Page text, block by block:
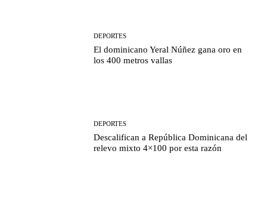
DEPORTES
El dominicano Yeral Núñez gana oro en
los 400 metros vallas
DEPORTES
Descalifican a República Dominicana del
relevo mixto 4×100 por esta razón